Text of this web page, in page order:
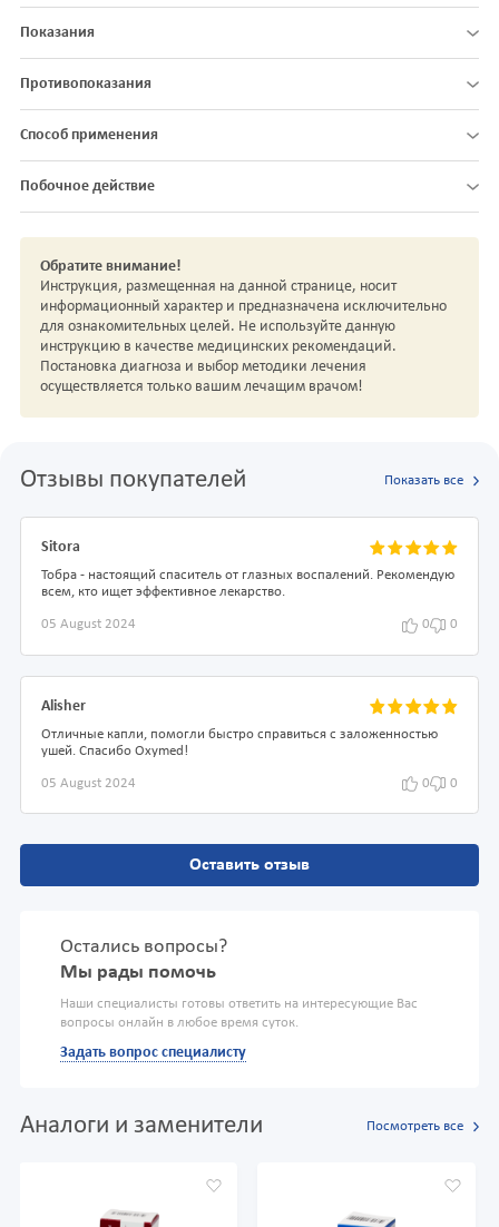
Показания
Противопоказания
Способ применения
Побочное действие
Обратите внимание!
Инструкция, размещенная на данной странице, носит
информационный характер и предназначена исключительно
для ознакомительных целей. Не используйте данную
инструкцию в качестве медицинских рекомендаций.
Постановка диагноза и выбор методики лечения
осуществляется только вашим лечащим врачом!
Отзывы покупателей Показать все
Sitora
Тобра - настоящий спаситель от глазных воспалений. Рекомендую
всем, кто ищет эффективное лекарство.
05 August 2024 0 0
Alisher
Отличные капли, помогли быстро справиться с заложенностью
ушей. Спасибо Oxymed!
05 August 2024 0 0
Оставить отзыв
Остались вопросы?
Мы рады помочь
Наши специалисты готовы ответить на интересующие Вас
вопросы онлайн в любое время суток.
Задать вопрос специалисту
Аналоги и заменители Посмотреть все